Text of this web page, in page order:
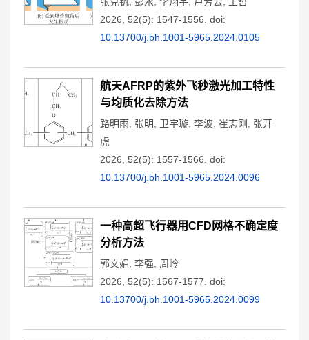
2026, 52(5): 1547-1556. doi:
10.13700/j.bh.1001-5965.2024.0105
航天AFRP的紫外飞秒激光加工特性
与均质化去除方法
路明雨 张明 卫宇璇 李波 崔志刚
张开
虎
2026, 52(5): 1557-1566. doi:
10.13700/j.bh.1001-5965.2024.0096
一种高超飞行器用CFD网格不确定度
分析方法
郭文娟 李强
周岭
2026, 52(5): 1567-1577. doi:
10.13700/j.bh.1001-5965.2024.0099